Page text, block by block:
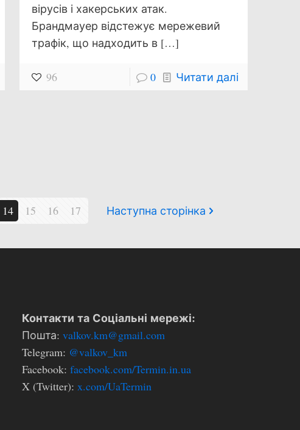
вірусів і хакерських атак.
Брандмауер відстежує мережевий
трафік, що надходить в […]
96 0 Читати далі
14 15 16 17 Наступна сторінка
Контакти та Соціальні мережі:
Пошта:valkov.km@gmail.com
Telegram: @valkov_km
Facebook:facebook.com/Termin.in.ua
X (Twitter):x.com/UaTermin